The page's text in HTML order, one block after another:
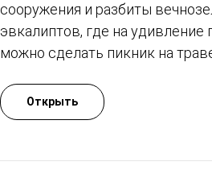
сооружения и разбиты
эвкалиптов, где на удивление
можно сделать пикник на
Открыть